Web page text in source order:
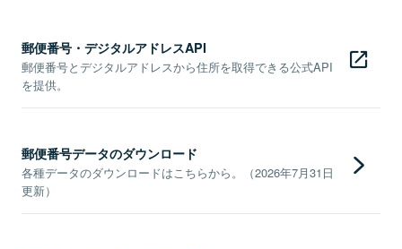
郵便番号・デジタルアドレスAPI
郵便番号とデジタルアドレスから住所を取得できる公式API
を提供。
郵便番号データのダウンロード
各種データのダウンロードはこちらから。（2026年7月31日
更新）